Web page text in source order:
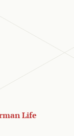
Life